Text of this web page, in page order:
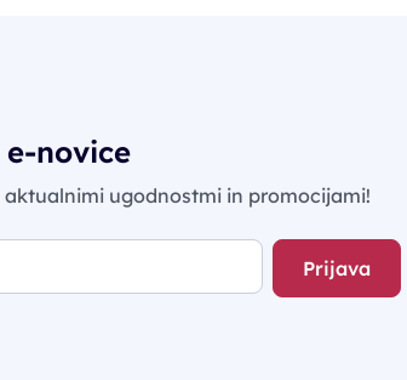
novice
ugodnostmi in promocijami!
Prijava